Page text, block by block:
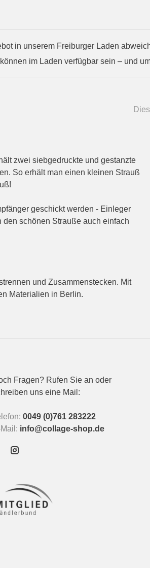
in unserem Freiburger Laden
im Laden verfügbar sein – und
zwei siebgedruckte und gestanzte
So erhält man einen kleinen Strauß
geschickt werden - Einleger
schönen Strauße auch einfach
und Zusammenstecken. Mit
Materialien in Berlin.
Fragen? Rufen Sie an oder
uns eine Mail:
0049 (0)761 283222
Mail: info@collage-shop.de